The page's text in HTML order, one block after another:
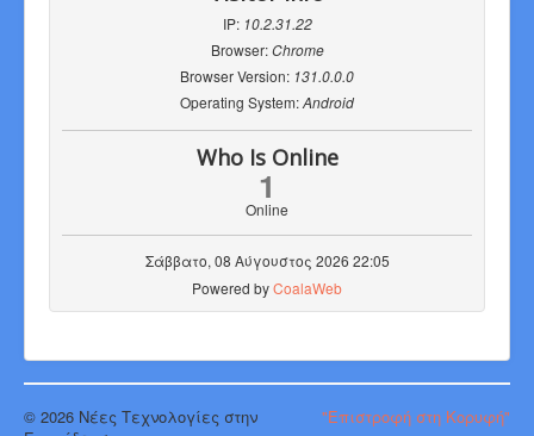
IP: 10.2.31.22
Browser:Chrome
Browser Version: 131.0.0.0
Operating System:Android
Who Is Online
1
Online
Σάββατο, 08 Αύγουστος 2026 22:05
Powered byCoalaWeb
"Επιστροφή στη Κορυφή"
© 2026 Νέες Τεχνολογίες στην